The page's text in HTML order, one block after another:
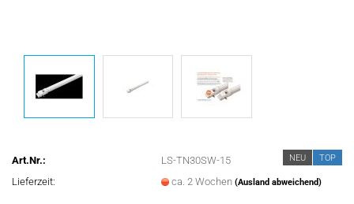
NEU TOP
Art.Nr.:
LS-TN30SW-15
Lieferzeit:
ca. 2 Wochen(Ausland abweichend)